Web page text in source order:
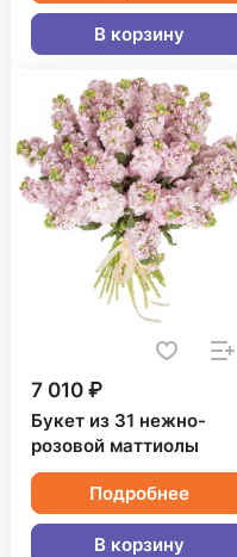
В корзину
7 010 ₽
Букет из 31 нежно-
розовой маттиолы
Подробнее
В корзину